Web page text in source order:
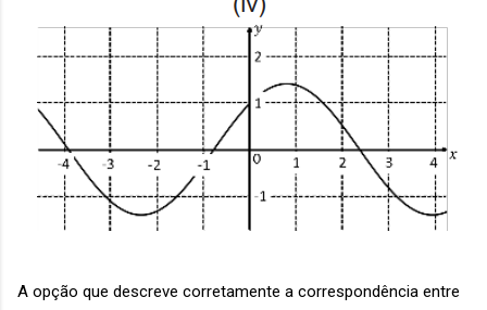
A opção que descreve corretamente a correspondência entre